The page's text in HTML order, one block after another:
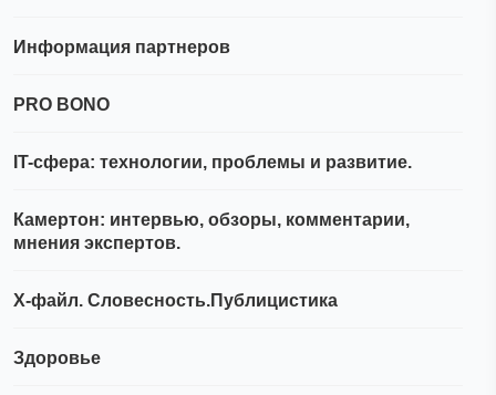
Информация партнеров
PRO BONO
IT-сфера: технологии, проблемы и развитие.
Камертон: интервью, обзоры, комментарии,
мнения экспертов.
Х-файл. Словесность.Публицистика
Здоровье